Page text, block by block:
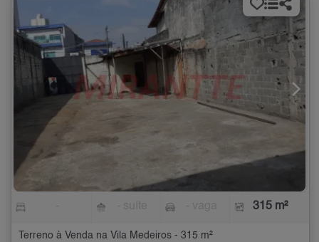
315 m²
Terreno à Venda na Vila Medeiros - 315 m²